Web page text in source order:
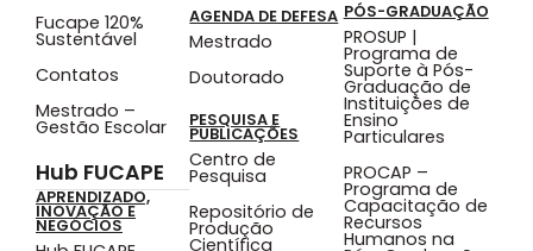
Fucape 120%
Sustentável
Contatos
Mestrado –
Gestão Escolar
Hub FUCAPE
APRENDIZADO,
INOVAÇÃO E
NEGÓCIOS
AGENDA DE DEFESA
Mestrado
Doutorado
PESQUISA E
PUBLICAÇÕES
Centro de
Pesquisa
Repositório de
Produção
Científica
PÓS-GRADUAÇÃO
PROSUP |
Programa de
Suporte à Pós-
Graduação de
Instituições de
Ensino
Particulares
PROCAP –
Programa de
Capacitação de
Recursos
Humanos na